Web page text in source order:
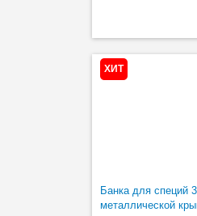
ХИТ
Банка для специй
металлической